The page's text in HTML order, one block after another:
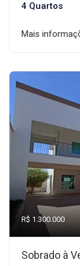
4 Quartos
Mais
R$ 1.300.000
Sobrado à